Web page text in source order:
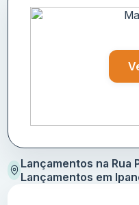
Lançamentos na Rua
Lançamentos em